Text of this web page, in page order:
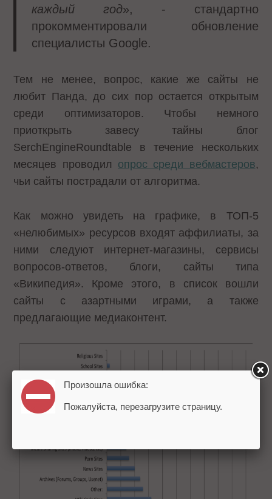
каждый год», - стандартно
прокомментировали обновление
специалисты Google.
Тем не менее, вопрос, какие же сайты не
любит Панда, до сих пор остается открытым
среди оптимизаторов. Чтобы немного
приоткрыть завесу тайны блог
SerchEngineRoundtable в течение нескольких
месяцев проводил опрос среди вебмастеров,
чьи сайты пострадали от алгоритма.
Как можно увидеть на графике, в ТОП-5
«нелюбимых» ресурсов входят аффилиаты, за
ними следуют интернет-магазины, сервисы
вопросов-ответов, блоги, сайты типа
«Википедия». Кроме этого, в список вошли
сайты с азартными играми, а также
предлагающие медиаконтент.
Произошла ошибка:
Пожалуйста, перезагрузите страницу.